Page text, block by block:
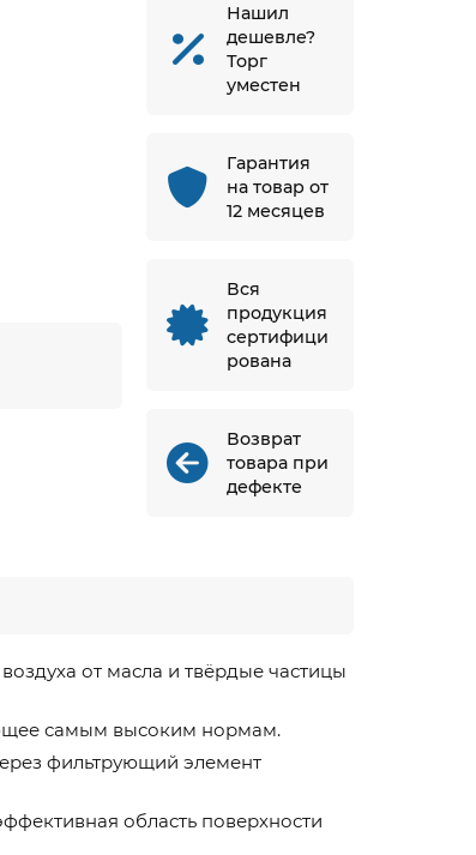
Нашил
дешевле?
Торг
уместен
Гарантия
на товар от
12 месяцев
Вся
продукция
сертифици
рована
Возврат
товара при
дефекте
от масла и твёрдые частицы
самым высоким нормам.
фильтрующий элемент
область поверхности